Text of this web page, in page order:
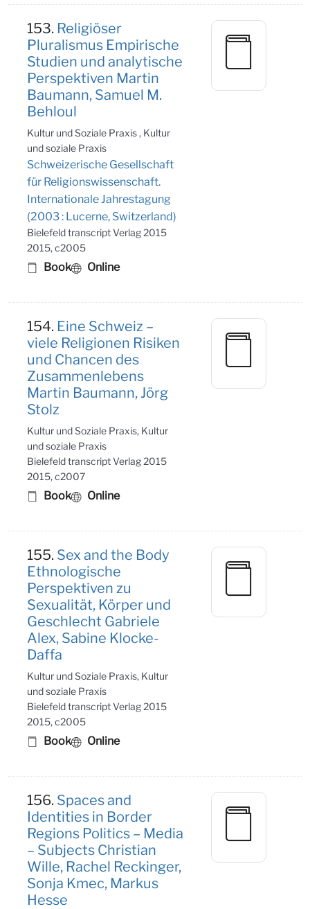
153. Religiöser
Pluralismus Empirische
Studien und analytische
Perspektiven Martin
Baumann, Samuel M.
Behloul
Kultur und Soziale Praxis , Kultur
und soziale Praxis
Schweizerische Gesellschaft
für Religionswissenschaft.
Internationale Jahrestagung
(2003 : Lucerne, Switzerland)
Bielefeld transcript Verlag 2015
2015, c2005
Book Online
154. Eine Schweiz –
viele Religionen Risiken
und Chancen des
Zusammenlebens
Martin Baumann, Jörg
Stolz
Kultur und Soziale Praxis, Kultur
und soziale Praxis
Bielefeld transcript Verlag 2015
2015, c2007
Book Online
155. Sex and the Body
Ethnologische
Perspektiven zu
Sexualität, Körper und
Geschlecht Gabriele
Alex, Sabine Klocke-
Daffa
Kultur und Soziale Praxis, Kultur
und soziale Praxis
Bielefeld transcript Verlag 2015
2015, c2005
Book Online
156. Spaces and
Identities in Border
Regions Politics – Media
– Subjects Christian
Wille, Rachel Reckinger,
Sonja Kmec, Markus
Hesse